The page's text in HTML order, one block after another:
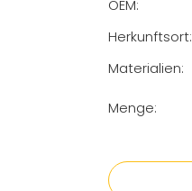
OEM:
Herkunftsort:
Materialien:
Menge: